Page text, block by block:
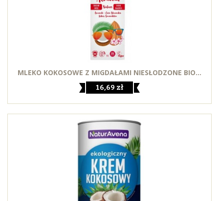
MLEKO KOKOSOWE Z MIGDAŁAMI NIESŁODZONE BIO...
16,69 zł